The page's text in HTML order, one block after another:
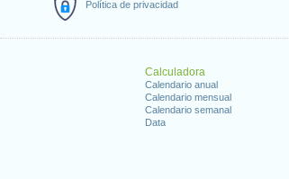
Política de privacidad
Calculadora
Calendario anual
Calendario mensual
Calendario semanal
Data